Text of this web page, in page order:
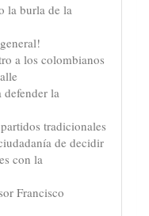
la burla de la
a los colombianos
defender la
tradicionales
de decidir
con la
Francisco